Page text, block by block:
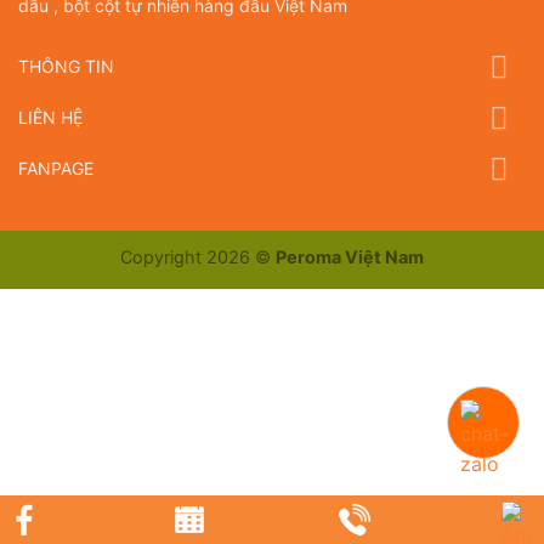
dầu , bột cột tự nhiên hàng đầu Việt Nam
THÔNG TIN
LIÊN HỆ
FANPAGE
Copyright 2026 © Peroma Việt Nam